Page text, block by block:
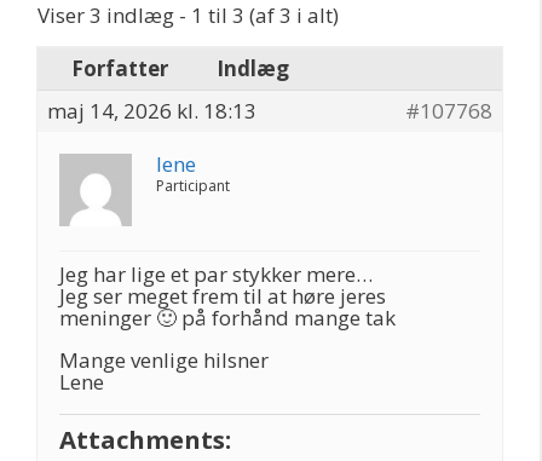
Viser 3 indlæg - 1 til 3 (af 3 i alt)
Forfatter
Indlæg
maj 14, 2026 kl. 18:13
#107768
lene
Participant
Jeg har lige et par stykker mere…
Jeg ser meget frem til at høre jeres
meninger 🙂 på forhånd mange tak
Mange venlige hilsner
Lene
Attachments: